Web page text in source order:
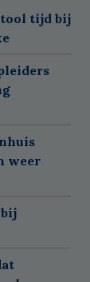
tijd bij
weer